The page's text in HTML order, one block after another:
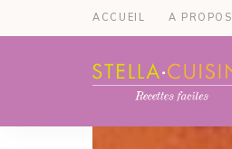
ACCUEIL A PROPOS
Recettes
Recettes